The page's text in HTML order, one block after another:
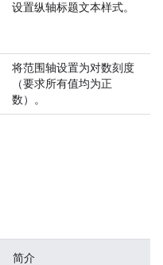
设置纵轴标题文本样式。
将范围轴设置为对数刻度
（要求所有值均为正
数）。
简介